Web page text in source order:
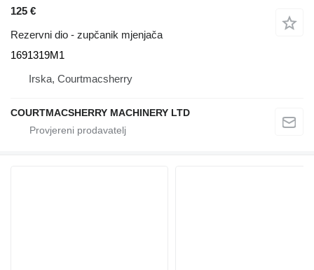
125 €
Rezervni dio - zupčanik mjenjača
1691319M1
Irska, Courtmacsherry
COURTMACSHERRY MACHINERY LTD